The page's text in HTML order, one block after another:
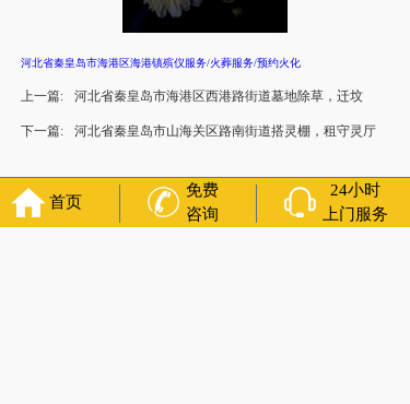
河北省秦皇岛市海港区海港镇殡仪服务/火葬服务/预约火化
上一篇: 河北省秦皇岛市海港区西港路街道墓地除草，迁坟
下一篇: 河北省秦皇岛市山海关区路南街道搭灵棚，租守灵厅
首页
免费
咨询
24小时
上门服务